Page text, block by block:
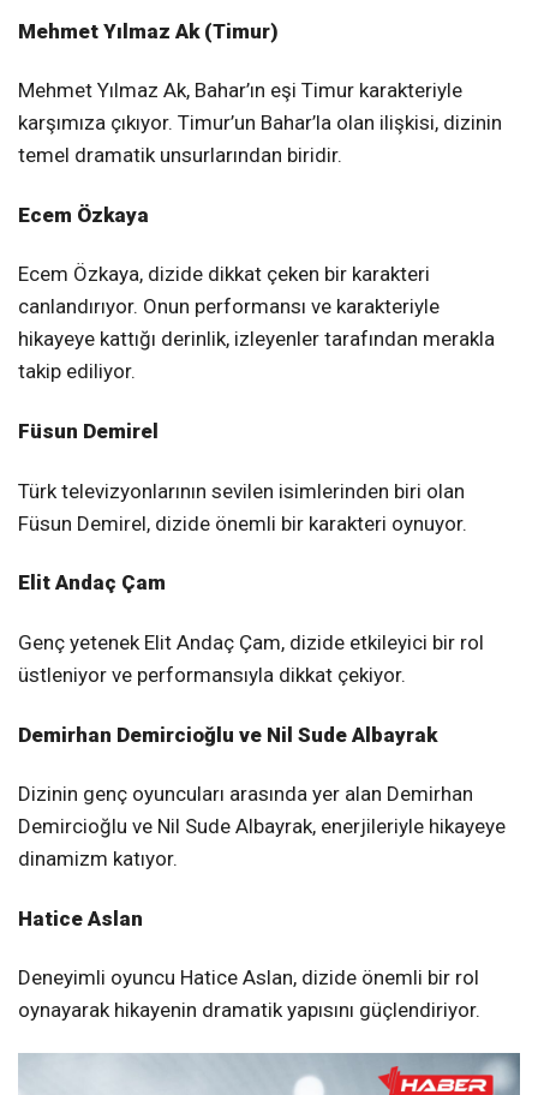
Mehmet Yılmaz Ak (Timur)
Mehmet Yılmaz Ak, Bahar’ın eşi Timur karakteriyle
karşımıza çıkıyor. Timur’un Bahar’la olan ilişkisi, dizinin
temel dramatik unsurlarından biridir.
Ecem Özkaya
Ecem Özkaya, dizide dikkat çeken bir karakteri
canlandırıyor. Onun performansı ve karakteriyle
hikayeye kattığı derinlik, izleyenler tarafından merakla
takip ediliyor.
Füsun Demirel
Türk televizyonlarının sevilen isimlerinden biri olan
Füsun Demirel, dizide önemli bir karakteri oynuyor.
Elit Andaç Çam
Genç yetenek Elit Andaç Çam, dizide etkileyici bir rol
üstleniyor ve performansıyla dikkat çekiyor.
Demirhan Demircioğlu ve Nil Sude Albayrak
Dizinin genç oyuncuları arasında yer alan Demirhan
Demircioğlu ve Nil Sude Albayrak, enerjileriyle hikayeye
dinamizm katıyor.
Hatice Aslan
Deneyimli oyuncu Hatice Aslan, dizide önemli bir rol
oynayarak hikayenin dramatik yapısını güçlendiriyor.